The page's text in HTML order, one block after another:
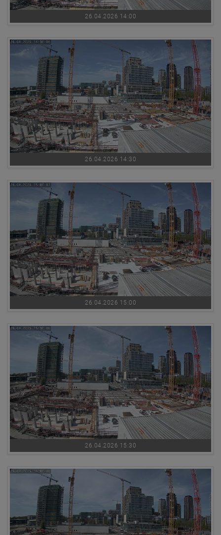
26.04.2026 14:00
26.04.2026 14:30
26.04.2026 15:00
26.04.2026 15:30